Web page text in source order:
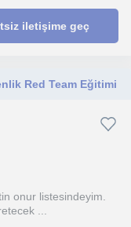
iletişime geç
Red Team Eğitimi
onur listesindeyim.
...